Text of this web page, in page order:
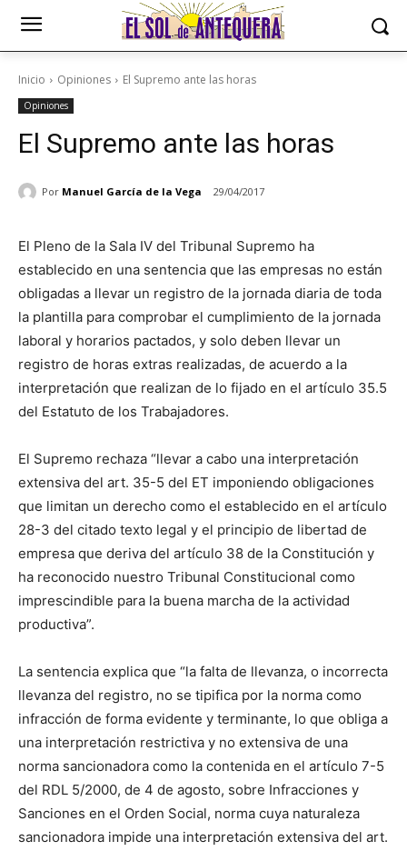
Inicio Opiniones El Supremo ante las horas
Opiniones
El Supremo ante las horas
Por Manuel García de la Vega 29/04/2017
El Pleno de la Sala IV del Tribunal Supremo ha
establecido en una sentencia que las empresas no están
obligadas a llevar un registro de la jornada diaria de toda
la plantilla para comprobar el cumplimiento de la jornada
laboral y horarios pactados, y solo deben llevar un
registro de horas extras realizadas, de acuerdo a la
interpretación que realizan de lo fijado en el artículo 35.5
del Estatuto de los Trabajadores.
El Supremo rechaza “llevar a cabo una interpretación
extensiva del art. 35-5 del ET imponiendo obligaciones
que limitan un derecho como el establecido en el artículo
28-3 del citado texto legal y el principio de libertad de
empresa que deriva del artículo 38 de la Constitución y
ha reconocido nuestro Tribunal Constitucional como
imprescindible para la buena marcha de la actividad
productiva”.
La sentencia explica que “la falta de llevanza, o incorrecta
llevanza del registro, no se tipifica por la norma como
infracción de forma evidente y terminante, lo que obliga a
una interpretación restrictiva y no extensiva de una
norma sancionadora como la contenida en el artículo 7-5
del RDL 5/2000, de 4 de agosto, sobre Infracciones y
Sanciones en el Orden Social, norma cuya naturaleza
sancionadora impide una interpretación extensiva del art.